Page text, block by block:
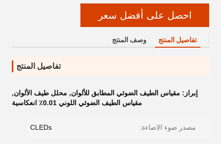
احصل على أفضل سعر
تفاصيل المنتج وصف المنتج
تفاصيل المنتج
إبراز: مقياس الطيف الضوئي المطابق للألوان, محلل طيف الألوان,
مقياس الطيف الضوئي اللوني 0.01٪ انعكاسية
مصدر ضوء الاضاءة: CLEDs